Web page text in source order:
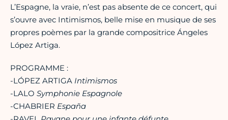
L’Espagne, la vraie, n’est pas absente de ce concert, qui
s’ouvre avec Intimismos, belle mise en musique de ses
propres poèmes par la grande compositrice Ángeles
López Artiga.
PROGRAMME :
-LÓPEZ ARTIGA Intimismos
-LALO Symphonie Espagnole
-CHABRIER España